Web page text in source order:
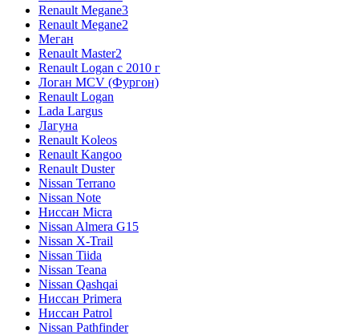
Renault Megane3
Renault Megane2
Меган
Renault Master2
Renault Logan c 2010 г
Логан МСV (Фургон)
Renault Logan
Lada Largus
Лагуна
Renault Koleos
Renault Kangoo
Renault Duster
Nissan Terrano
Nissan Note
Ниссан Micra
Nissan Almera G15
Nissan X-Trail
Nissan Tiida
Nissan Teana
Nissan Qashqai
Ниссан Primera
Ниссан Patrol
Nissan Pathfinder